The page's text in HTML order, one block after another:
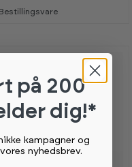
Bestillingsvare
på 200
dig!*
kampagner og
nyhedsbrev.